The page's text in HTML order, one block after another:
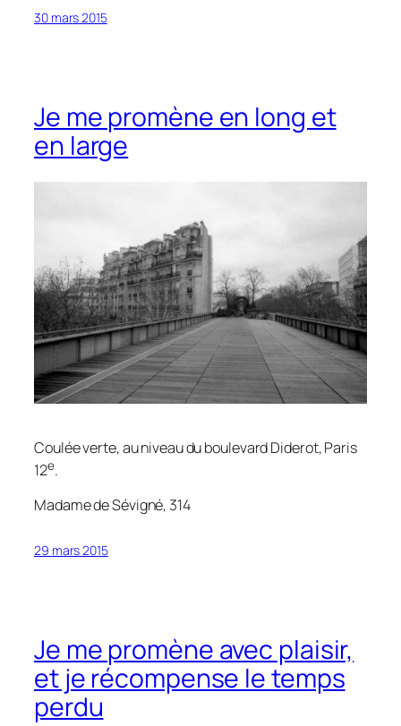
30 mars 2015
Je me promène en long et
en large
Coulée verte, au niveau du boulevard Diderot, Paris
12e.
Madame de Sévigné, 314
29 mars 2015
Je me promène avec plaisir,
et je récompense le temps
perdu